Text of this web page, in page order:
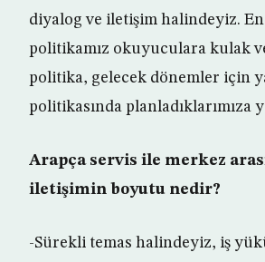
diyalog ve iletişim halindeyiz.
politikamız okuyuculara kulak
politika, gelecek dönemler için
politikasında planladıklarımıza
Arapça servis ile merkez
iletişimin boyutu nedir?
-Sürekli temas halindeyiz, iş